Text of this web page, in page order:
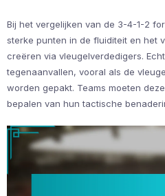
Bij het vergelijken van de 3-4-1-2
sterke punten in de fluiditeit en het
creëren via vleugelverdedigers.
tegenaanvallen, vooral als de
worden gepakt. Teams moeten
bepalen van hun tactische